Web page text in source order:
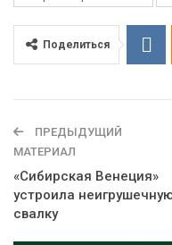
Поделиться
ПРЕДЫДУЩИЙ
МАТЕРИАЛ
«Сибирская Венеция»
устроила
свалку